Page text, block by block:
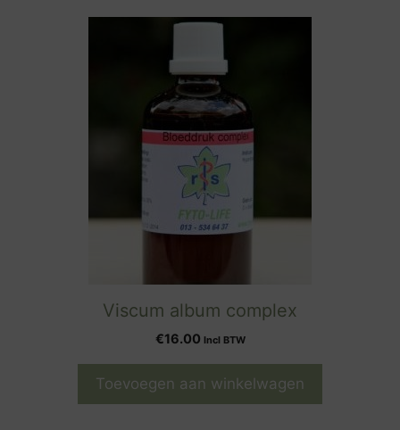
Viscum album complex
€16.00 Incl BTW
Toevoegen aan winkelwagen